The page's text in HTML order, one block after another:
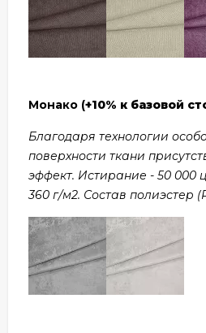
Монако (+10% к базовой
Благодаря технологии
поверхности ткани
эффект. Истирание - 50 000
360 г/м2. Состав полиэстер